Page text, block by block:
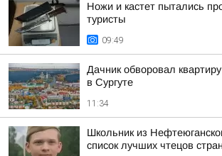
Ножи и кастет пытались
туристы
09:49
Дачник обворовал
в Сургуте
11:34
Школьник из
список лучших чтецов